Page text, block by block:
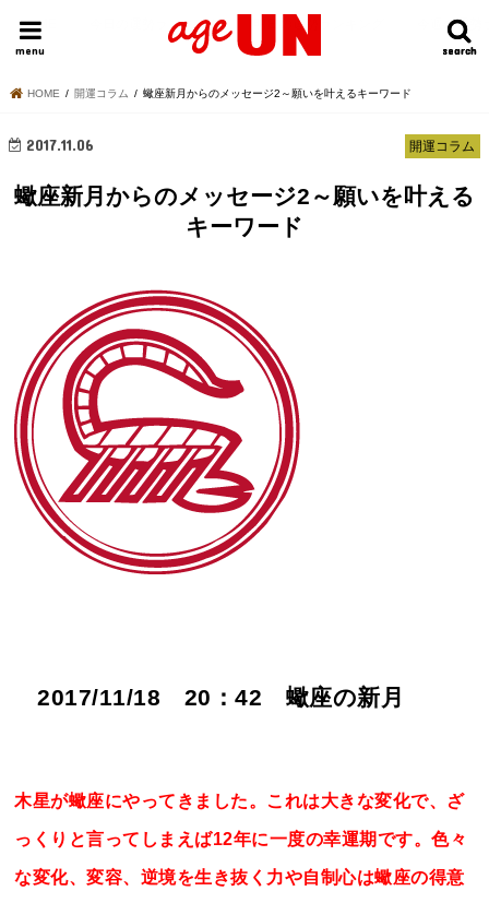
search
search
menu
HOME 今日の運勢ランキング 明日の運勢ランキング 今週の運勢
HOME 開運コラム 蠍座新月からのメッセージ2～願いを叶えるキーワード
開運コラム
2017.11.06
蠍座新月からのメッセージ2～願いを叶える
キーワード
2017/11/18 20：42 蠍座の新月
木星が蠍座にやってきました。これは大きな変化で、ざ
っくりと言ってしまえば12年に一度の幸運期です。色々
な変化、変容、逆境を生き抜く力や自制心は蠍座の得意